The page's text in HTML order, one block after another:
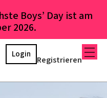
Boys’ Day ist am
2026.
Registrieren
Login